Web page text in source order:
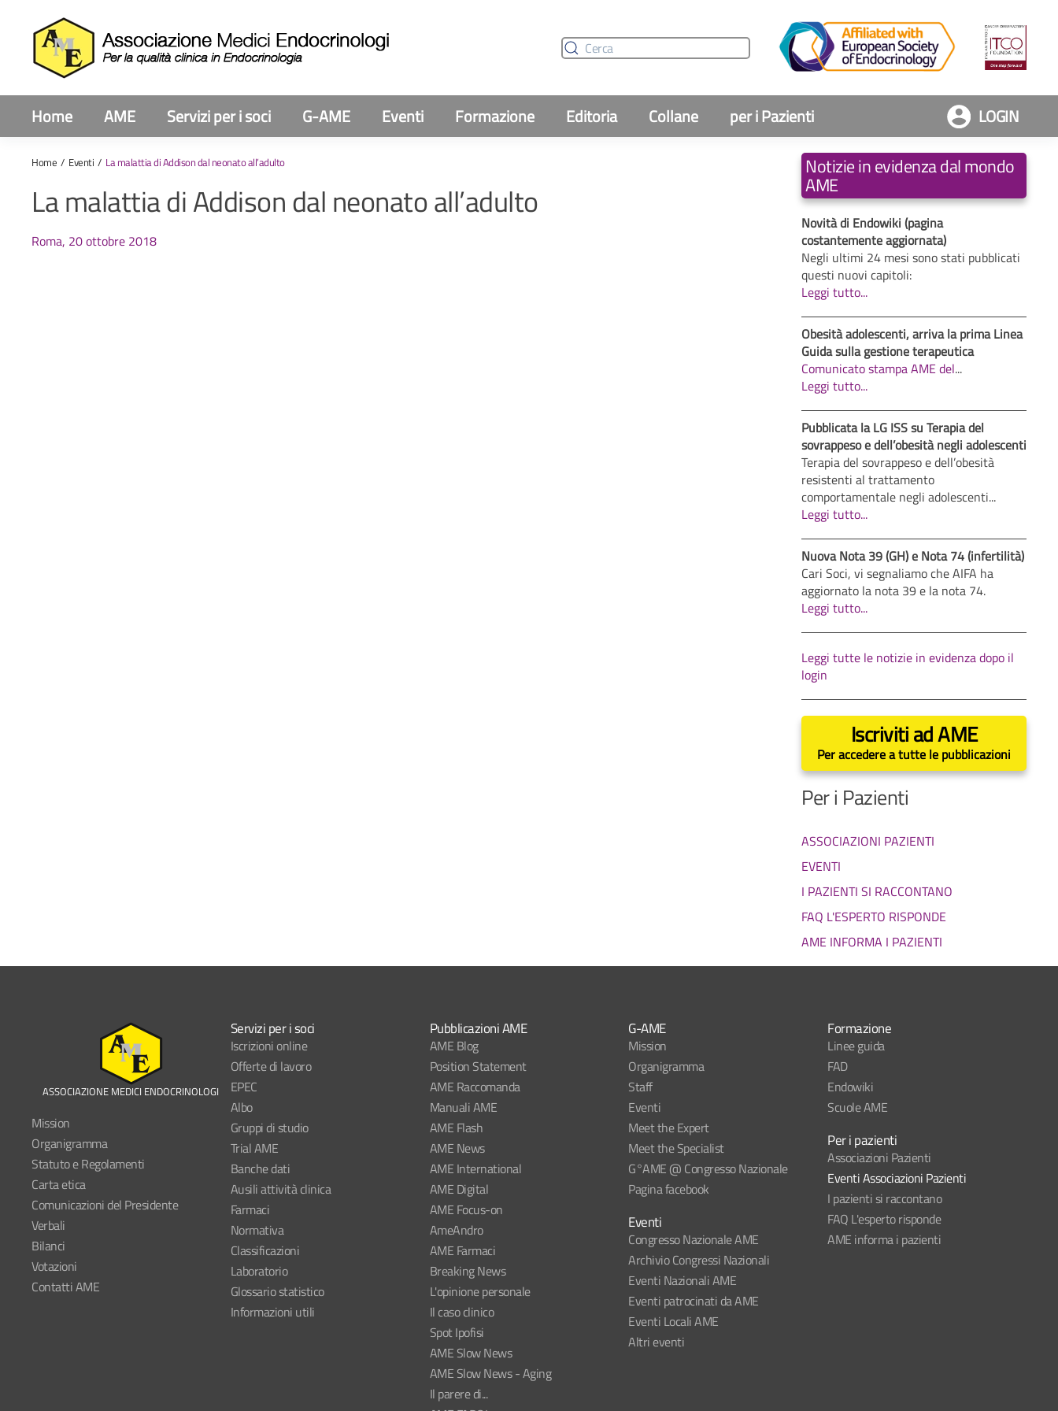
Home AME Servizi per i soci G-AME Eventi Formazione Editoria Collane per i Pazienti LOGIN
Home Eventi La malattia di Addison dal neonato all’adulto
La malattia di Addison dal neonato all’adulto
Roma, 20 ottobre 2018
Notizie in evidenza dal mondo
AME
Novità di Endowiki (pagina
costantemente aggiornata)
Negli ultimi 24 mesi sono stati pubblicati
questi nuovi capitoli:
Leggi tutto...
Obesità adolescenti, arriva la prima Linea
Guida sulla gestione terapeutica
Comunicato stampa AME del...
Leggi tutto...
Pubblicata la LG ISS su Terapia del
sovrappeso e dell’obesità negli adolescenti
Terapia del sovrappeso e dell’obesità
resistenti al trattamento
comportamentale negli adolescenti...
Leggi tutto...
Nuova Nota 39 (GH) e Nota 74 (infertilità)
Cari Soci, vi segnaliamo che AIFA ha
aggiornato la nota 39 e la nota 74.
Leggi tutto...
Leggi tutte le notizie in evidenza dopo il
login
Iscriviti ad AME
Per accedere a tutte le pubblicazioni
Per i Pazienti
ASSOCIAZIONI PAZIENTI
EVENTI
I PAZIENTI SI RACCONTANO
FAQ L'ESPERTO RISPONDE
AME INFORMA I PAZIENTI
ASSOCIAZIONE MEDICI ENDOCRINOLOGI
Mission
Organigramma
Statuto e Regolamenti
Carta etica
Comunicazioni del Presidente
Verbali
Bilanci
Votazioni
Contatti AME
Servizi per i soci
Iscrizioni online
Offerte di lavoro
EPEC
Albo
Gruppi di studio
Trial AME
Banche dati
Ausili attività clinica
Farmaci
Normativa
Classificazioni
Laboratorio
Glossario statistico
Informazioni utili
G-AME
Mission
Organigramma
Staff
Eventi
Meet the Expert
Meet the Specialist
G°AME @ Congresso Nazionale
Pagina facebook
Eventi
Congresso Nazionale AME
Archivio Congressi Nazionali
Eventi Nazionali AME
Eventi patrocinati da AME
Eventi Locali AME
Altri eventi
Pubblicazioni AME
AME Blog
Position Statement
AME Raccomanda
Manuali AME
AME Flash
AME News
AME International
AME Digital
AME Focus-on
AmeAndro
AME Farmaci
Breaking News
L'opinione personale
Il caso clinico
Spot Ipofisi
AME Slow News
AME Slow News - Aging
Il parere di...
Formazione
Linee guida
FAD
Endowiki
Scuole AME
Per i pazienti
Associazioni Pazienti
Eventi Associazioni Pazienti
I pazienti si raccontano
FAQ L'esperto risponde
AME informa i pazienti